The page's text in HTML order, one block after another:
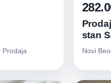
Prodaja
stan
Novi